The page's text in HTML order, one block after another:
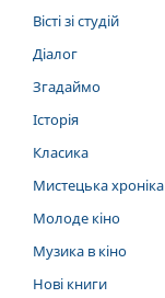
Вісті зі студій
Діалог
Згадаймо
Історія
Класика
Мистецька хроніка
Молоде кіно
Музика в кіно
Нові книги